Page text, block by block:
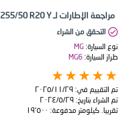
مراجعة الإطارات لـ Tracmax X Privilo TX-3 255/50 R20 Y
التحقق من الشراء
نوع السيارة: MG
طراز السيارة: MG6
تم التقييم في: ٢٩‏/١١‏/٢٠٢٥
تم الشراء بتاريخ: ٢٩‏/٥‏/٢٠٢٤
تقريبا. كيلومتر مدفوعة: ١٩٬٥٠٠